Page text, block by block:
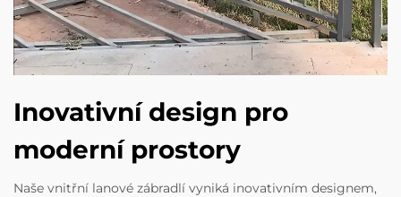
Inovativní design pro
moderní prostory
Naše vnitřní lanové zábradlí vyniká inovativním designem,